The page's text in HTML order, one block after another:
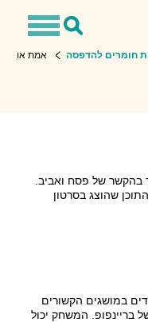
Toggle
navigationToggle
להדפסה
אמת או
של פסח ואביב.
שהוצג בסרטון
במושגים הקשורים
המשחק יכול